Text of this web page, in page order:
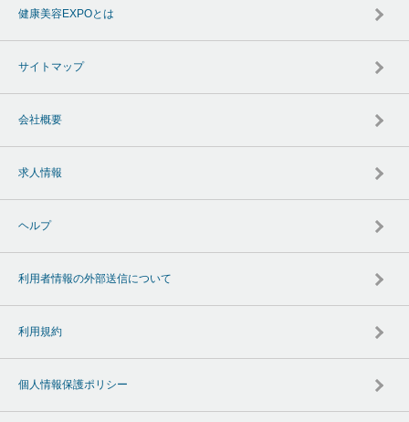
健康美容EXPOとは
サイトマップ
会社概要
求人情報
ヘルプ
利用者情報の外部送信について
利用規約
個人情報保護ポリシー